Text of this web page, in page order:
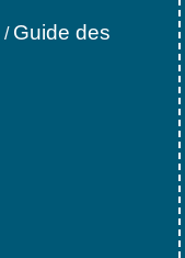
/ Guide des